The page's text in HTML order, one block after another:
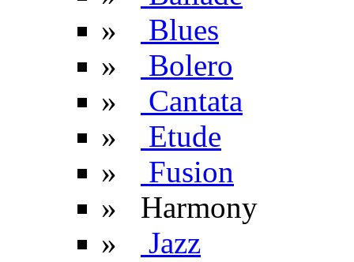
»
Blues
»
Bolero
»
Cantata
»
Etude
»
Fusion
» Harmony
»
Jazz